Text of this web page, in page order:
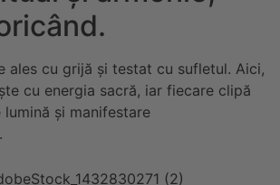
ales cu grijă și testat cu sufletul. Aici,
cu energia sacră, iar fiecare clipă
și manifestare